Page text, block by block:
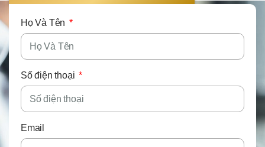
Họ Và Tên
Số điện thoại
Email